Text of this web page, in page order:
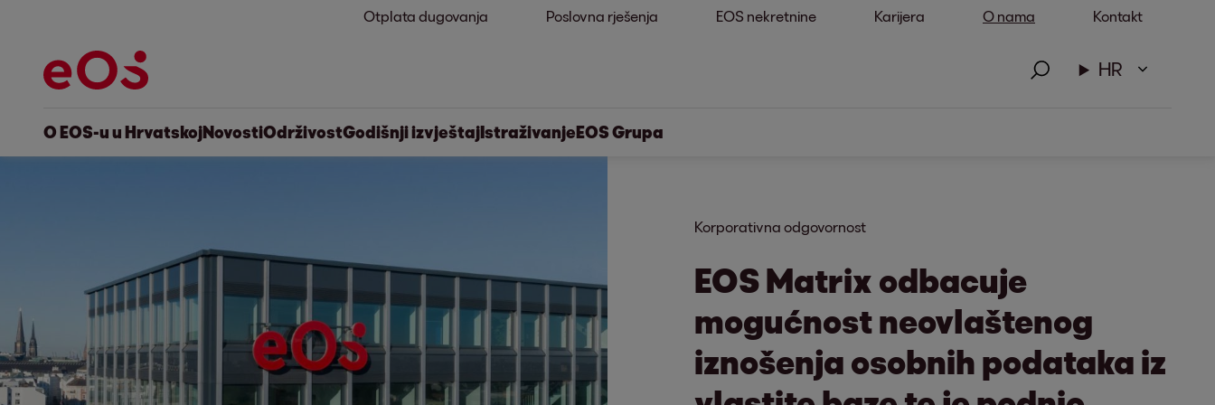
Otplata dugovanja Poslovna rješenja EOS nekretnine Karijera O nama Kontakt
HR
O EOS-u u HrvatskojNovostiOdrživostGodišnji izvještajIstraživanjeEOS Grupa
Korporativna odgovornost
EOS Matrix odbacuje
mogućnost neovlaštenog
iznošenja osobnih podataka iz